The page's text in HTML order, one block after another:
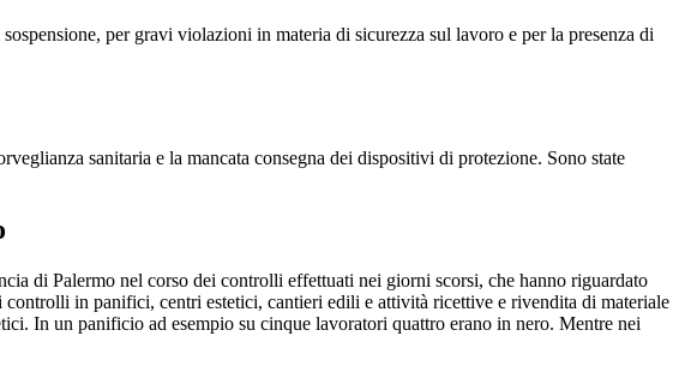
per gravi violazioni in materia di sicurezza sul lavoro e per la presenza di
sanitaria e la mancata consegna dei dispositivi di protezione. Sono state
di Palermo nel corso dei controlli effettuati nei giorni scorsi, che hanno riguardato
in panifici, centri estetici, cantieri edili e attività ricettive e rivendita di materiale
In un panificio ad esempio su cinque lavoratori quattro erano in nero. Mentre nei